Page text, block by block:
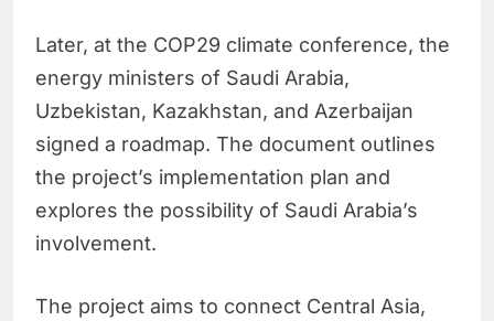
Later, at the COP29 climate conference, the
energy ministers of Saudi Arabia,
Uzbekistan, Kazakhstan, and Azerbaijan
signed a roadmap. The document outlines
the project’s implementation plan and
explores the possibility of Saudi Arabia’s
involvement.
The project aims to connect Central Asia,